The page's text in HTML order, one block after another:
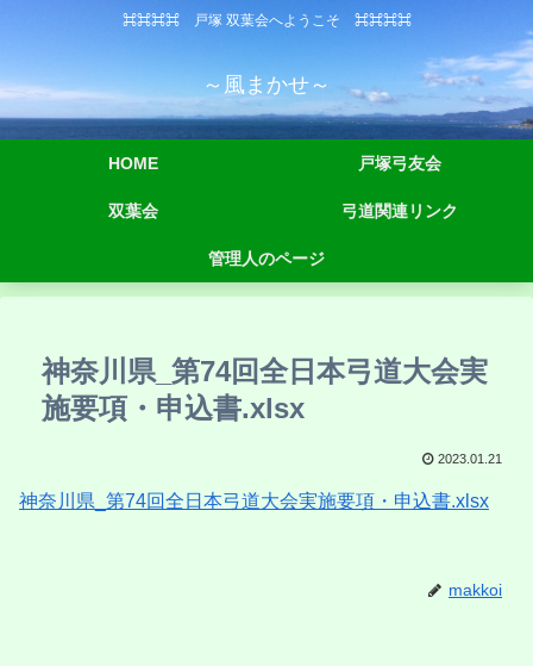
⌘⌘⌘⌘ 戸塚 双葉会へようこそ ⌘⌘⌘⌘
～風まかせ～
HOME 戸塚弓友会
双葉会 弓道関連リンク
管理人のページ
神奈川県_第74回全日本弓道大会実
施要項・申込書.xlsx
2023.01.21
神奈川県_第74回全日本弓道大会実施要項・申込書.xlsx
makkoi